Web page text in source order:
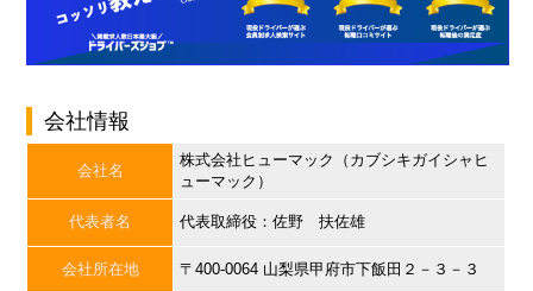
会社情報
会社名
株式会社ヒューマック（カブシキガイシャヒ
ューマック）
代表者名 代表取締役：佐野 扶佐雄
会社所在地 〒400-0064 山梨県甲府市下飯田２－３－３